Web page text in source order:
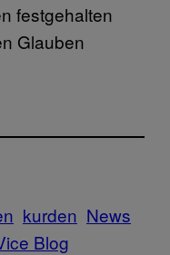
festgehalten
Glauben
kurden News
Blog